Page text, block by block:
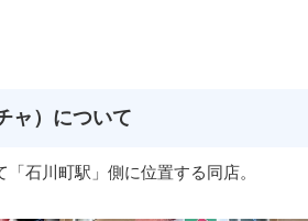
ャ）について
石川町駅」側に位置する同店。